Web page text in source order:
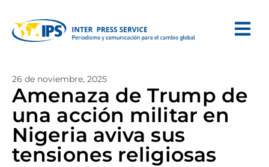
26 de noviembre, 2025
Amenaza de Trump de
una acción militar en
Nigeria aviva sus
tensiones religiosas